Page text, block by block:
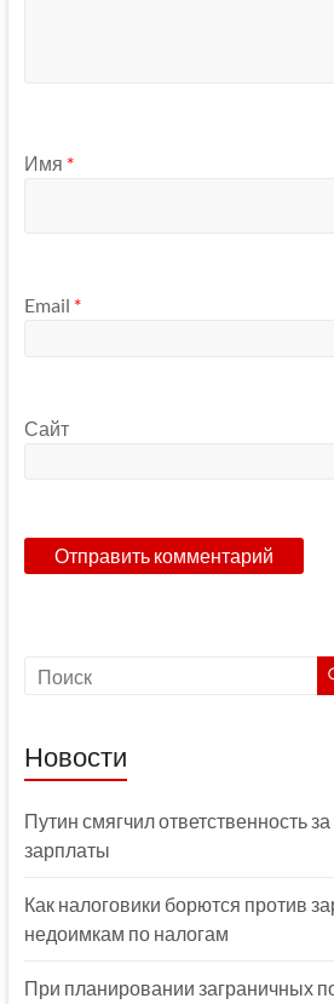
Имя *
Email *
Сайт
Новости
Путин смягчил ответственность
зарплаты
Как налоговики борются против
недоимкам по налогам
При планировании заграничных